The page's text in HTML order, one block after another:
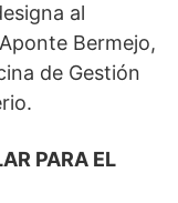
al
Bermejo,
de Gestión
PARA EL